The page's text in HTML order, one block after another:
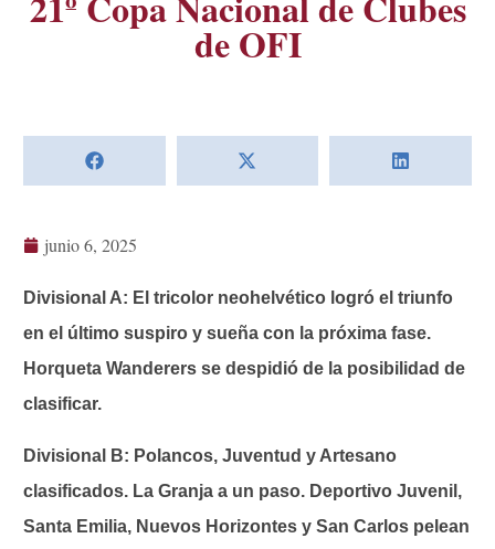
de OFI
junio 6, 2025
Divisional A: El tricolor neohelvético logró el triunfo
en el último suspiro y sueña con la próxima fase.
Horqueta Wanderers se despidió de la posibilidad de
clasificar.
Divisional B: Polancos, Juventud y Artesano
clasificados. La Granja a un paso. Deportivo Juvenil,
Santa Emilia, Nuevos Horizontes y San Carlos pelean